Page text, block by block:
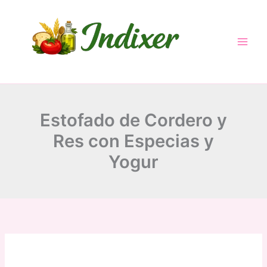
Estofado de Cordero y
Res con Especias y
Yogur